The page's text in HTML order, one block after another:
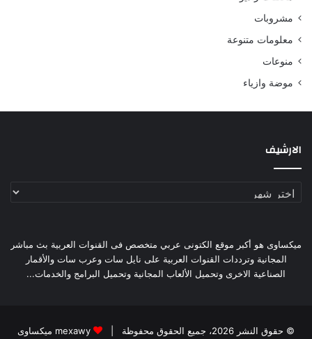
مشروبات
معلومات متنوعة
منوعات
موضة وازياء
الارشيف
الارشيف
ميكساوى هو أكبر موقع الكتونى عربي متخصص فى القنوات العربية بث مباشر
المجانية وترددات القنوات العربية على نايل سات وعرب سات والأقمار
الصناعية الاخرى وتحميل الألعاب المجانية وتحميل البرامج والخدمات...
© حقوق النشر 2026، جميع الحقوق محفوظة | mexawy ميكساوى